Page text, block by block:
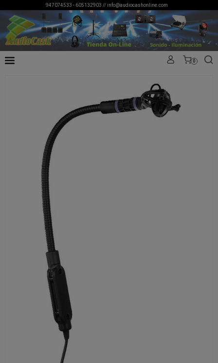
947074533 - 605132903 // info@audiocashonline.com
0